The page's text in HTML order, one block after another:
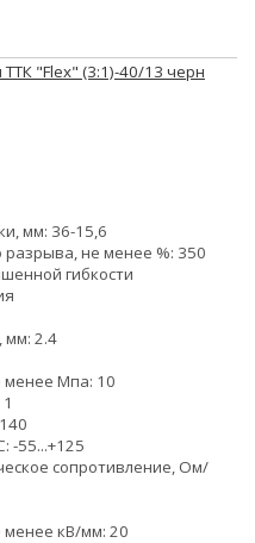
"Flex" (3:1)-40/13 черн
мм: 36-15,6
не менее %: 350
гибкости
мм: 2.4
менее Мпа: 10
-55...+125
сопротивление, Ом/
менее кВ/мм: 20